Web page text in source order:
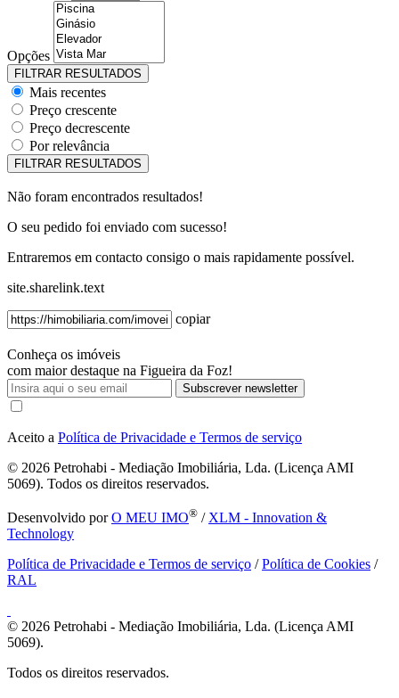
Opções
Mais recentes
Preço crescente
Preço decrescente
Por relevância
Não foram encontrados resultados!
O seu pedido foi enviado com sucesso!
Entraremos em contacto consigo o mais rapidamente possível.
site.sharelink.text
copiar
Conheça os imóveis
com maior destaque na Figueira da Foz!
Subscrever newsletter
Aceito a Política de Privacidade e Termos de serviço
© 2026 Petrohabi - Mediação Imobiliária, Lda. (Licença AMI
5069). Todos os direitos reservados.
Desenvolvido porO MEU IMO® / XLM - Innovation &
Technology
Política de Privacidade e Termos de serviço /Política de Cookies /
RAL
© 2026 Petrohabi - Mediação Imobiliária, Lda. (Licença AMI
5069).
Todos os direitos reservados.